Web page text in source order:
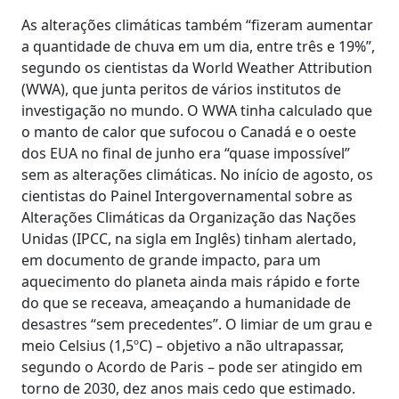
As alterações climáticas também “fizeram aumentar
a quantidade de chuva em um dia, entre três e 19%”,
segundo os cientistas da World Weather Attribution
(WWA), que junta peritos de vários institutos de
investigação no mundo. O WWA tinha calculado que
o manto de calor que sufocou o Canadá e o oeste
dos EUA no final de junho era “quase impossível”
sem as alterações climáticas. No início de agosto, os
cientistas do Painel Intergovernamental sobre as
Alterações Climáticas da Organização das Nações
Unidas (IPCC, na sigla em Inglês) tinham alertado,
em documento de grande impacto, para um
aquecimento do planeta ainda mais rápido e forte
do que se receava, ameaçando a humanidade de
desastres “sem precedentes”. O limiar de um grau e
meio Celsius (1,5ºC) – objetivo a não ultrapassar,
segundo o Acordo de Paris – pode ser atingido em
torno de 2030, dez anos mais cedo que estimado.